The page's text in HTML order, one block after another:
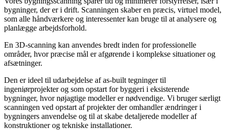
bygninger, der er i drift. Scanningen skaber en præcis, virtuel model,
som alle håndværkere og interessenter kan bruge til at analysere og
planlægge arbejdsforhold.
En 3D-scanning kan anvendes bredt inden for professionelle
områder, hvor præcise mål er afgørende i komplekse situationer og
afsætninger.
Den er ideel til udarbejdelse af as-built tegninger til
ingeniørprojekter og som opstart for byggeri i eksisterende
bygninger, hvor nøjagtige modeller er nødvendige. Vi bruger særligt
scanningen ved opstart af projekter der omhandler ændringer i
bygningers anvendelse og til at skabe detaljerede modeller af
konstruktioner og tekniske installationer.